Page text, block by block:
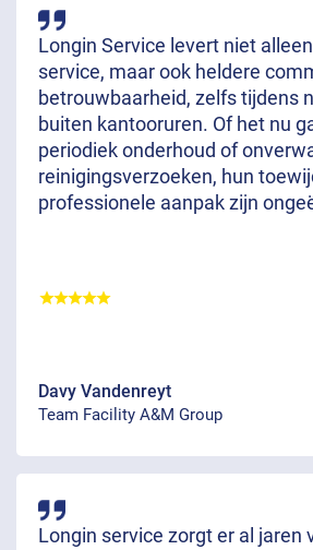
Longin Service levert niet
service, maar ook heldere
betrouwbaarheid, zelfs tijdens
buiten kantooruren. Of het nu
periodiek onderhoud of
reinigingsverzoeken, hun
professionele aanpak zijn
Davy Vandenreyt
Team Facility A&M Group
Longin service zorgt er al jaren